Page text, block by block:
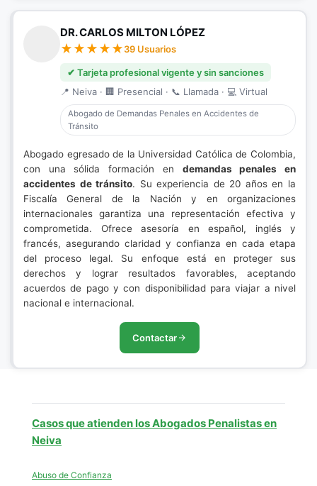
DR. CARLOS MILTON LÓPEZ
39 Usuarios
✔ Tarjeta profesional vigente y sin sanciones
📍 Neiva · 🏢 Presencial · 📞 Llamada · 💻 Virtual
Abogado de Demandas Penales en Accidentes de
Tránsito
Abogado egresado de la Universidad Católica de Colombia,
con una sólida formación en demandas penales en
accidentes de tránsito. Su experiencia de 20 años en la
Fiscalía General de la Nación y en organizaciones
internacionales garantiza una representación efectiva y
comprometida. Ofrece asesoría en español, inglés y
francés, asegurando claridad y confianza en cada etapa
del proceso legal. Su enfoque está en proteger sus
derechos y lograr resultados favorables, aceptando
acuerdos de pago y con disponibilidad para viajar a nivel
nacional e internacional.
Contactar
Casos que atienden los Abogados Penalistas en
Neiva
Abuso de Confianza